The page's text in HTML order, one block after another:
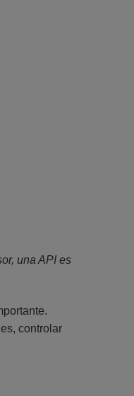
una API es
controlar